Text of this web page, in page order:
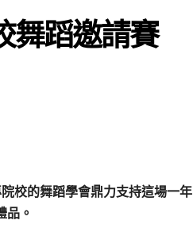
蹈邀請賽
校的舞蹈學會鼎力支持這場一年
品。